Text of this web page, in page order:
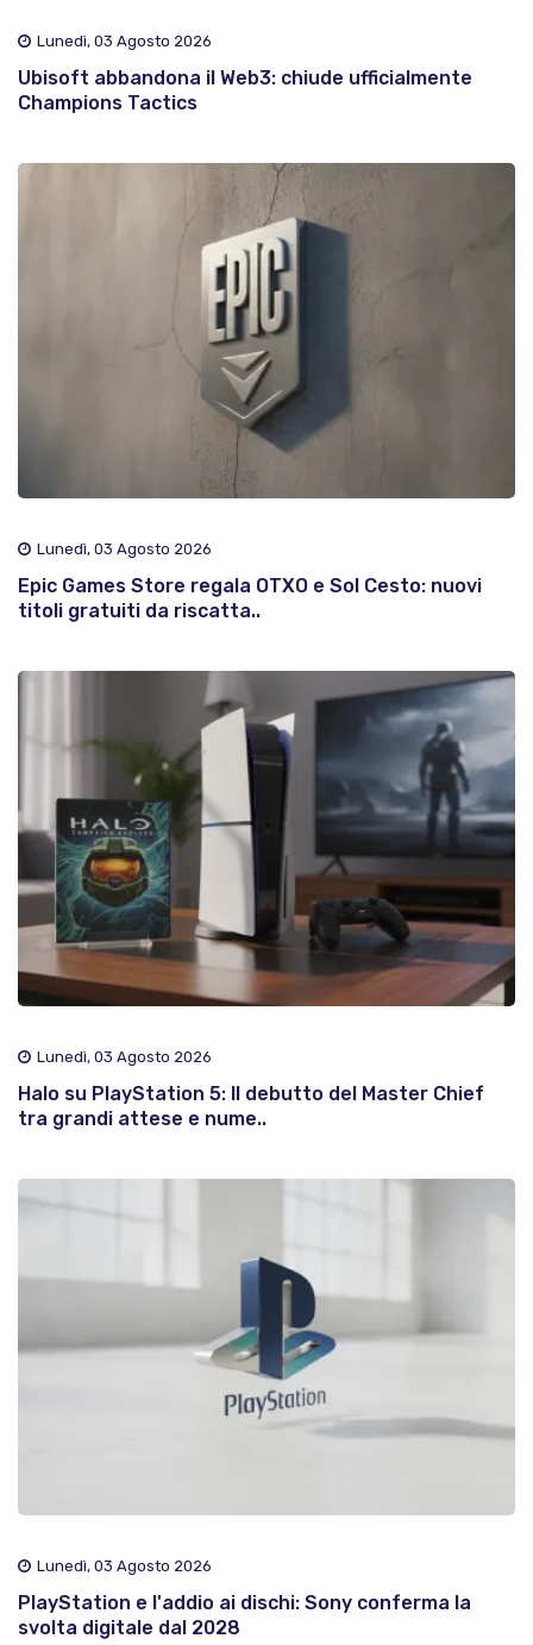
Lunedì, 03 Agosto 2026
Ubisoft abbandona il Web3: chiude ufficialmente
Champions Tactics
Lunedì, 03 Agosto 2026
Epic Games Store regala OTXO e Sol Cesto: nuovi
titoli gratuiti da riscatta..
Lunedì, 03 Agosto 2026
Halo su PlayStation 5: Il debutto del Master Chief
tra grandi attese e nume..
Lunedì, 03 Agosto 2026
PlayStation e l'addio ai dischi: Sony conferma la
svolta digitale dal 2028